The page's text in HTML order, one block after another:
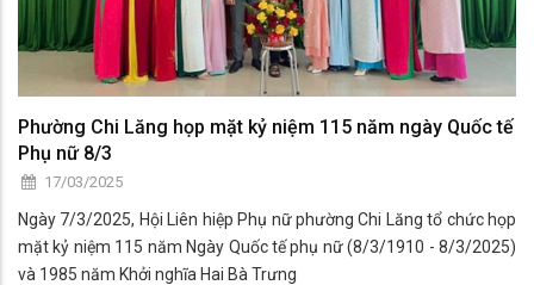
Phường Chi Lăng họp mặt kỷ niệm 115 năm ngày Quốc tế
Phụ nữ 8/3
17/03/2025
Ngày 7/3/2025, Hội Liên hiệp Phụ nữ phường Chi Lăng tổ chức họp
mặt kỷ niệm 115 năm Ngày Quốc tế phụ nữ (8/3/1910 - 8/3/2025)
và 1985 năm Khởi nghĩa Hai Bà Trưng